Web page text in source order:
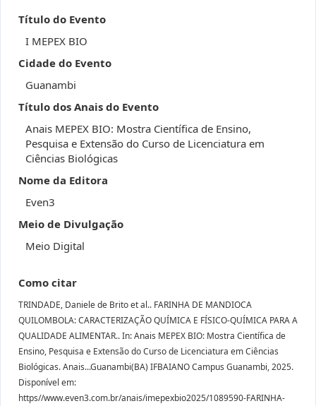
Título do Evento
I MEPEX BIO
Cidade do Evento
Guanambi
Título dos Anais do Evento
Anais MEPEX BIO: Mostra Científica de Ensino,
Pesquisa e Extensão do Curso de Licenciatura em
Ciências Biológicas
Nome da Editora
Even3
Meio de Divulgação
Meio Digital
Como citar
TRINDADE, Daniele de Brito et al.. FARINHA DE MANDIOCA
QUILOMBOLA: CARACTERIZAÇÃO QUÍMICA E FÍSICO-QUÍMICA PARA A
QUALIDADE ALIMENTAR.. In: Anais MEPEX BIO: Mostra Científica de
Ensino, Pesquisa e Extensão do Curso de Licenciatura em Ciências
Biológicas. Anais...Guanambi(BA) IFBAIANO Campus Guanambi, 2025.
Disponível em:
https//www.even3.com.br/anais/imepexbio2025/1089590-FARINHA-